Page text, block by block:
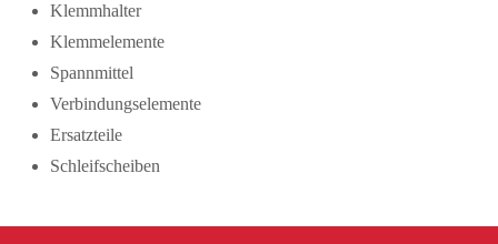
Klemmhalter
Klemmelemente
Spannmittel
Verbindungselemente
Ersatzteile
Schleifscheiben